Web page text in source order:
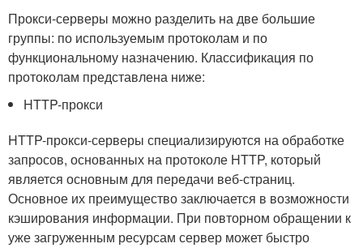
Прокси-серверы можно разделить на две большие
группы: по используемым протоколам и по
функциональному назначению. Классификация по
протоколам представлена ниже:
HTTP-прокси
HTTP-прокси-серверы специализируются на обработке
запросов, основанных на протоколе HTTP, который
является основным для передачи веб-страниц.
Основное их преимущество заключается в возможности
кэширования информации. При повторном обращении к
уже загруженным ресурсам сервер может быстро